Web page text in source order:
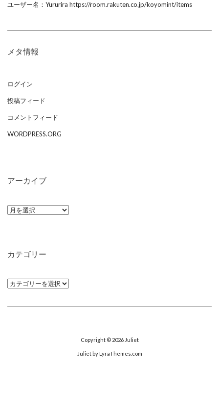
ユーザー名：Yururira https://room.rakuten.co.jp/koyomint/items
メタ情報
ログイン
投稿フィード
コメントフィード
WORDPRESS.ORG
アーカイブ
ア
ブ
カテゴリー
カ
ゴ
Copyright © 2026 Juliet
Julietby LyraThemes.com